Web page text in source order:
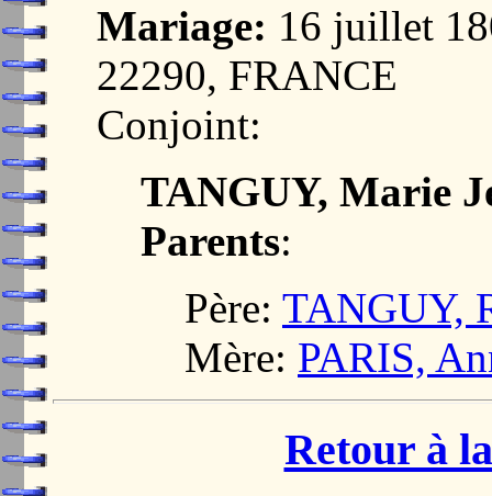
Mariage: 16 juillet
22290, FRANCE
Conjoint:
TANGUY, Marie
Parents:
Père: TANGUY,
Mère: PARIS,
Retour à